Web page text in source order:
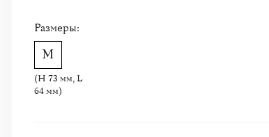
Размеры:
(H 73 мм, L
64 мм)